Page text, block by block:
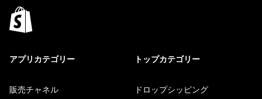
アプリカテゴリー
販売チャネル
トップカテゴリー
ドロップシッピング